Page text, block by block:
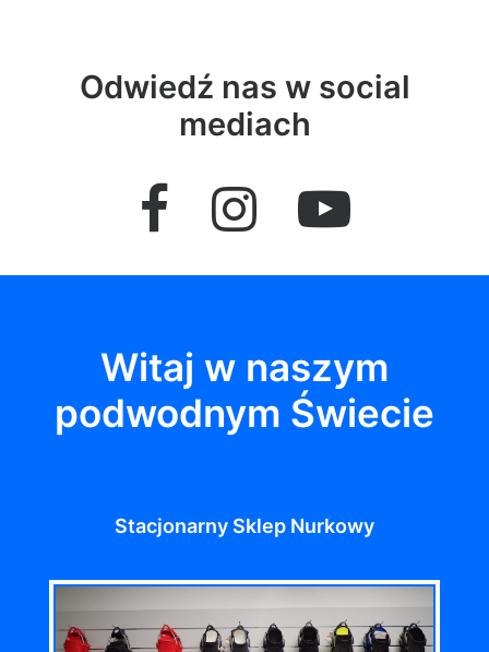
Odwiedź nas w social
mediach
Witaj w naszym
podwodnym Świecie
Stacjonarny Sklep Nurkowy